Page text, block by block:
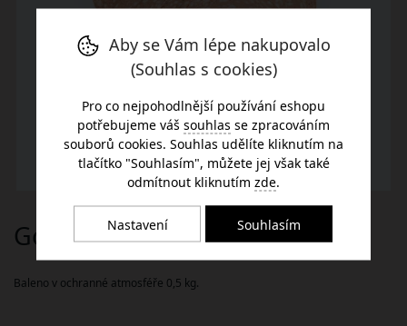
Baleno v ochranné atmosféře 0,5 kg.
Gothajský salám (krájený)
Aby se Vám lépe nakupovalo
(Souhlas s cookies)
Pro co nejpohodlnější používání eshopu
potřebujeme váš souhlas se zpracováním
souborů cookies. Souhlas udělíte kliknutím na
tlačítko "Souhlasím", můžete jej však také
odmítnout kliknutím zde.
Nastavení Souhlasím